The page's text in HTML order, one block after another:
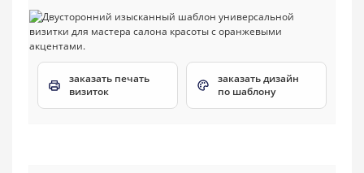
заказать печать
визиток
заказать дизайн
по шаблону